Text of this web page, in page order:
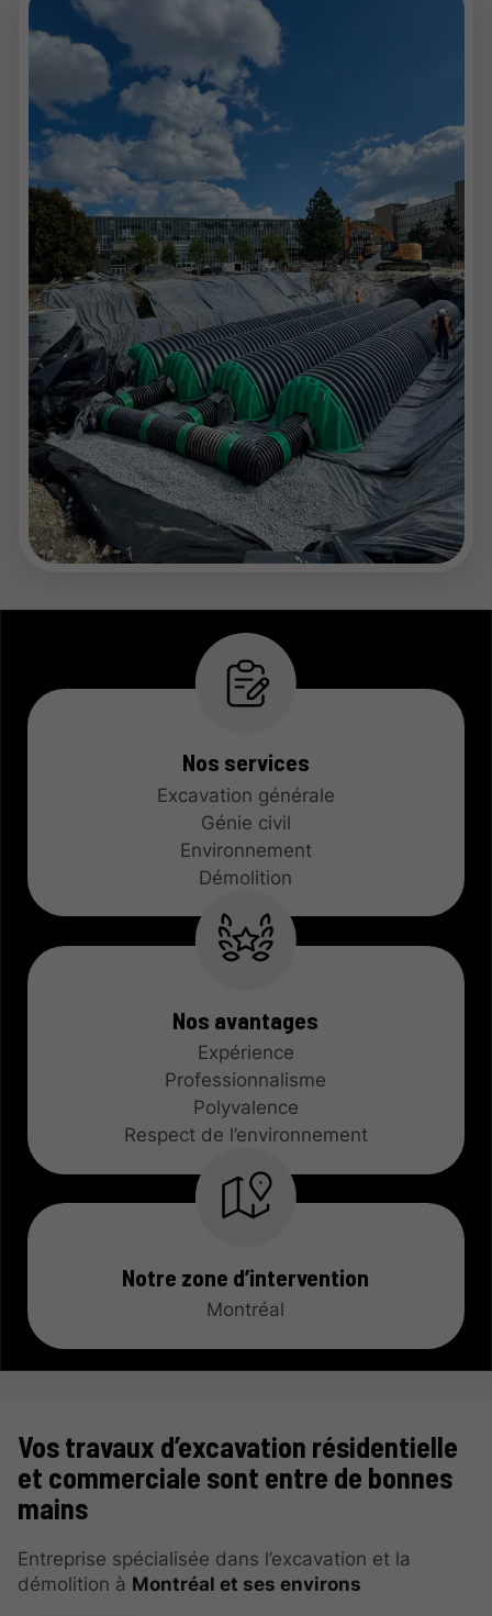
Nos services
Excavation générale
Génie civil
Environnement
Démolition
Nos avantages
Expérience
Professionnalisme
Polyvalence
Respect de l’environnement
Notre zone d’intervention
Montréal
Vos travaux d’excavation résidentielle
et commerciale sont entre de bonnes
mains
Entreprise spécialisée dans l’excavation et la
démolition à Montréal et ses environs